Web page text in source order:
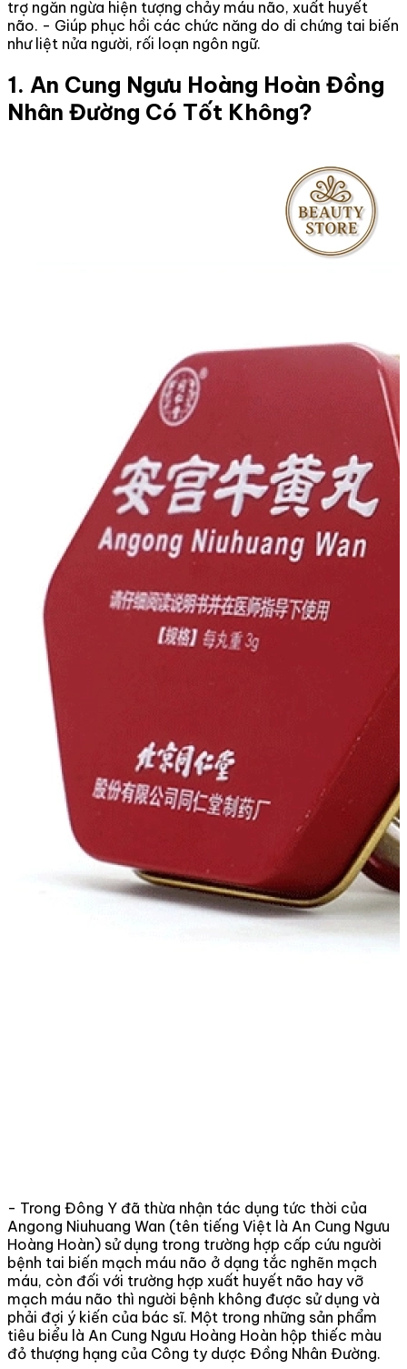
trợ ngăn ngừa hiện tượng chảy máu não, xuất huyết
não. - Giúp phục hồi các chức năng do di chứng tai biến
như liệt nửa người, rối loạn ngôn ngữ.
1. An Cung Ngưu Hoàng Hoàn Đồng
Nhân Đường Có Tốt Không?
- Trong Đông Y đã thừa nhận tác dụng tức thời của
Angong Niuhuang Wan (tên tiếng Việt là An Cung Ngưu
Hoàng Hoàn) sử dụng trong trường hợp cấp cứu người
bệnh tai biến mạch máu não ở dạng tắc nghẽn mạch
máu, còn đối với trường hợp xuất huyết não hay vỡ
mạch máu não thì người bệnh không được sử dụng và
phải đợi ý kiến của bác sĩ. Một trong những sản phẩm
tiêu biểu là An Cung Ngưu Hoàng Hoàn hộp thiếc màu
đỏ thượng hạng của Công ty dược Đồng Nhân Đường.